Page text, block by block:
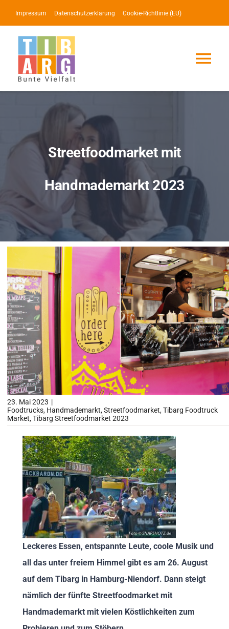
Inhalt
springen
Impressum Datenschutzerklärung Cookie-Richtlinie (EU)
Service
Events
Impressionen
Über uns
SUCHE
NACH:
Streetfoodmarket mit
Handmademarkt 2023
23. Mai 2023 |
Foodtrucks, Handmademarkt,Streetfoodmarket,Tibarg Foodtruck
Market,Tibarg Streetfoodmarket 2023
Leckeres Essen, entspannte Leute, coole Musik und
all das unter freiem Himmel gibt es am 26. August
auf dem Tibarg in Hamburg-Niendorf. Dann steigt
nämlich der fünfte Streetfoodmarket mit
Handmademarkt mit vielen Köstlichkeiten zum